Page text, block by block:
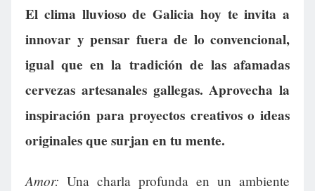
El clima lluvioso de Galicia hoy te invita a
innovar y pensar fuera de lo convencional,
igual que en la tradición de las afamadas
cervezas artesanales gallegas. Aprovecha la
inspiración para proyectos creativos o ideas
originales que surjan en tu mente.
Amor: Una charla profunda en un ambiente